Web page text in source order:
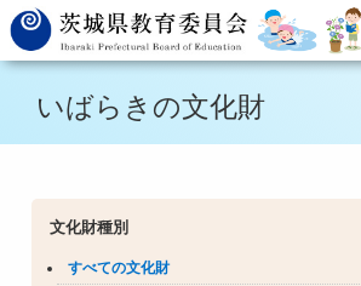
いばらきの文化財
文化財種別
すべての文化財